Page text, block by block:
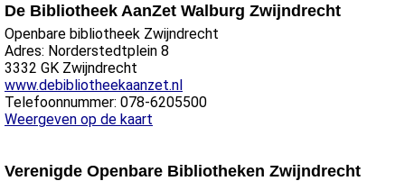
De Bibliotheek AanZet Walburg Zwijndrecht
Openbare bibliotheek Zwijndrecht
Adres: Norderstedtplein 8
3332 GK Zwijndrecht
www.debibliotheekaanzet.nl
Telefoonnummer: 078-6205500
Weergeven op de kaart
Verenigde Openbare Bibliotheken Zwijndrecht